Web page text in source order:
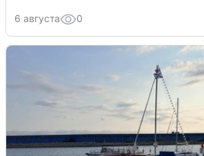
6 августа 0